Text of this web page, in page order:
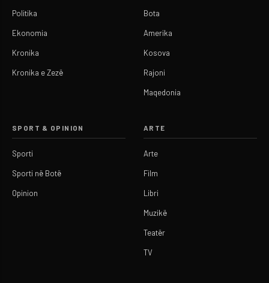
Politika
Ekonomia
Kronika
Kronika e Zezë
Bota
Amerika
Kosova
Rajoni
Maqedonia
SPORT & OPINION
Sporti
Sporti në Botë
Opinion
ARTE
Arte
Film
Libri
Muzikë
Teatër
TV